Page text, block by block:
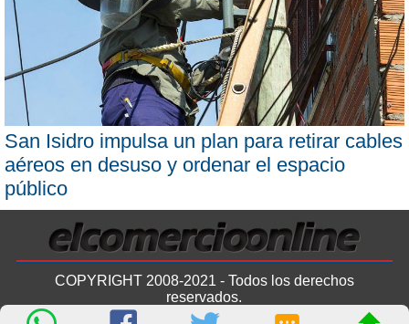
San Isidro impulsa un plan para retirar cables
aéreos en desuso y ordenar el espacio
público
COPYRIGHT 2008-2021 - Todos los derechos
reservados.